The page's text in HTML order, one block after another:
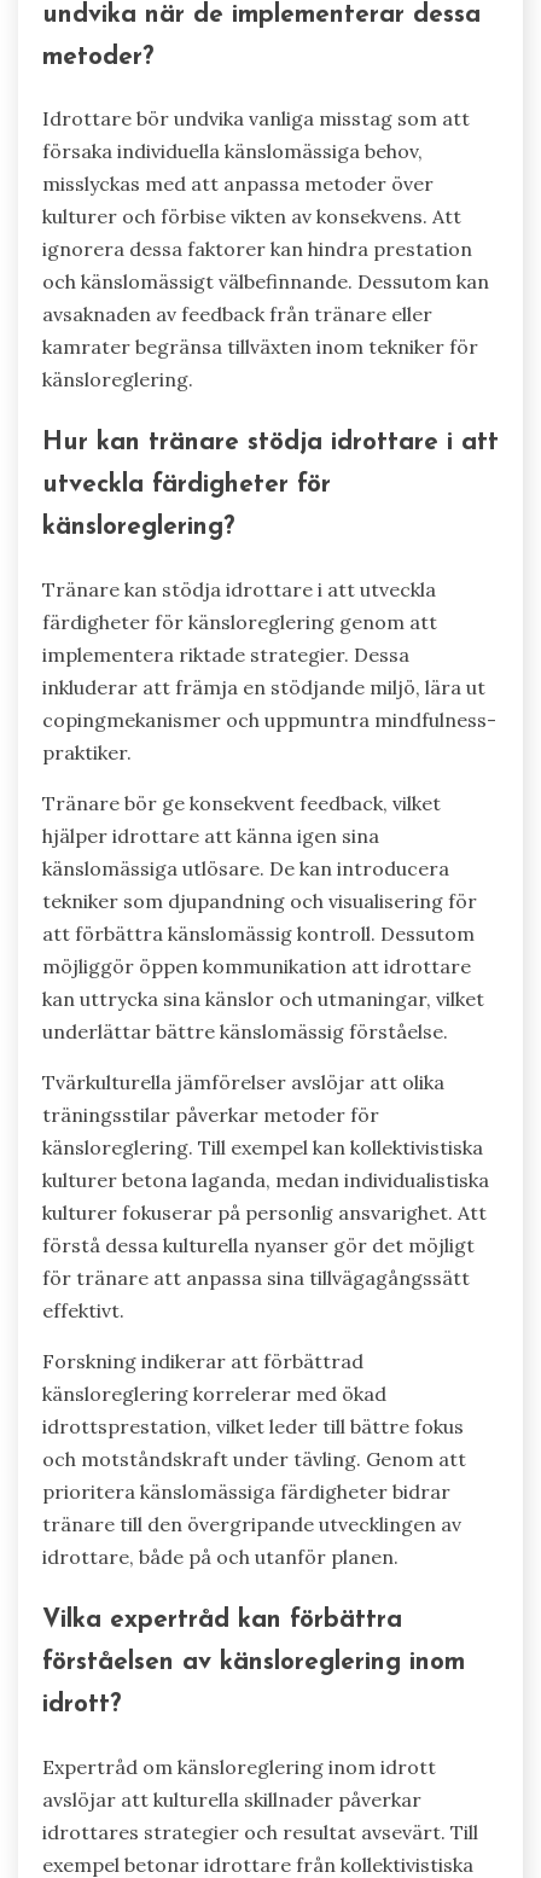
undvika när de implementerar dessa
metoder?
Idrottare bör undvika vanliga misstag som att
försaka individuella känslomässiga behov,
misslyckas med att anpassa metoder över
kulturer och förbise vikten av konsekvens. Att
ignorera dessa faktorer kan hindra prestation
och känslomässigt välbefinnande. Dessutom kan
avsaknaden av feedback från tränare eller
kamrater begränsa tillväxten inom tekniker för
känsloreglering.
Hur kan tränare stödja idrottare i att
utveckla färdigheter för
känsloreglering?
Tränare kan stödja idrottare i att utveckla
färdigheter för känsloreglering genom att
implementera riktade strategier. Dessa
inkluderar att främja en stödjande miljö, lära ut
copingmekanismer och uppmuntra mindfulness-
praktiker.
Tränare bör ge konsekvent feedback, vilket
hjälper idrottare att känna igen sina
känslomässiga utlösare. De kan introducera
tekniker som djupandning och visualisering för
att förbättra känslomässig kontroll. Dessutom
möjliggör öppen kommunikation att idrottare
kan uttrycka sina känslor och utmaningar, vilket
underlättar bättre känslomässig förståelse.
Tvärkulturella jämförelser avslöjar att olika
träningsstilar påverkar metoder för
känsloreglering. Till exempel kan kollektivistiska
kulturer betona laganda, medan individualistiska
kulturer fokuserar på personlig ansvarighet. Att
förstå dessa kulturella nyanser gör det möjligt
för tränare att anpassa sina tillvägagångssätt
effektivt.
Forskning indikerar att förbättrad
känsloreglering korrelerar med ökad
idrottsprestation, vilket leder till bättre fokus
och motståndskraft under tävling. Genom att
prioritera känslomässiga färdigheter bidrar
tränare till den övergripande utvecklingen av
idrottare, både på och utanför planen.
Vilka expertråd kan förbättra
förståelsen av känsloreglering inom
idrott?
Expertråd om känsloreglering inom idrott
avslöjar att kulturella skillnader påverkar
idrottares strategier och resultat avsevärt. Till
exempel betonar idrottare från kollektivistiska